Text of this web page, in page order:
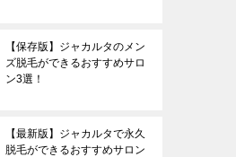
【保存版】ジャカルタのメン
ズ脱毛ができるおすすめサロ
ン3選！
【最新版】ジャカルタで永久
脱毛ができるおすすめサロン